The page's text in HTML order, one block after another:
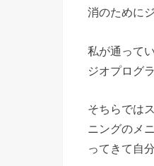
消のために
私が通って
ジオプログ
そちらでは
ニングのメ
ってきて自